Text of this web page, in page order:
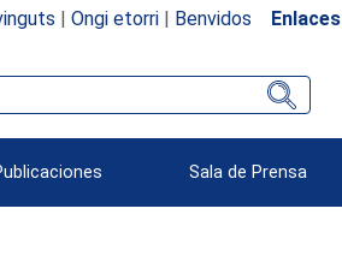
| Ongi etorri| Benvidos Enlaces
Sala de Prensa